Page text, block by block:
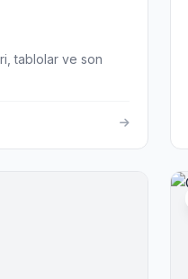
tablolar ve son